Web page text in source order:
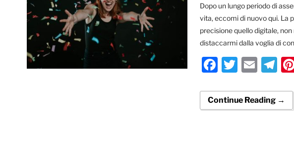
Dopo un lungo periodo di
vita, eccomi di nuovo qui. La
precisione quello digitale,
distaccarmi dalla voglia di
Facebook
Twitter
Continue Reading →